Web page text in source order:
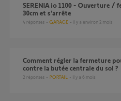
SERENIA io 1100 - Ouverture / fermeture de la porte de
30cm et s'arrête
4 réponses GARAGE il y a environ 2 mois
Comment régler la fermeture pour que le portail s'arrete
contre la butée centrale du sol ?
2 réponses PORTAIL il y a 6 mois